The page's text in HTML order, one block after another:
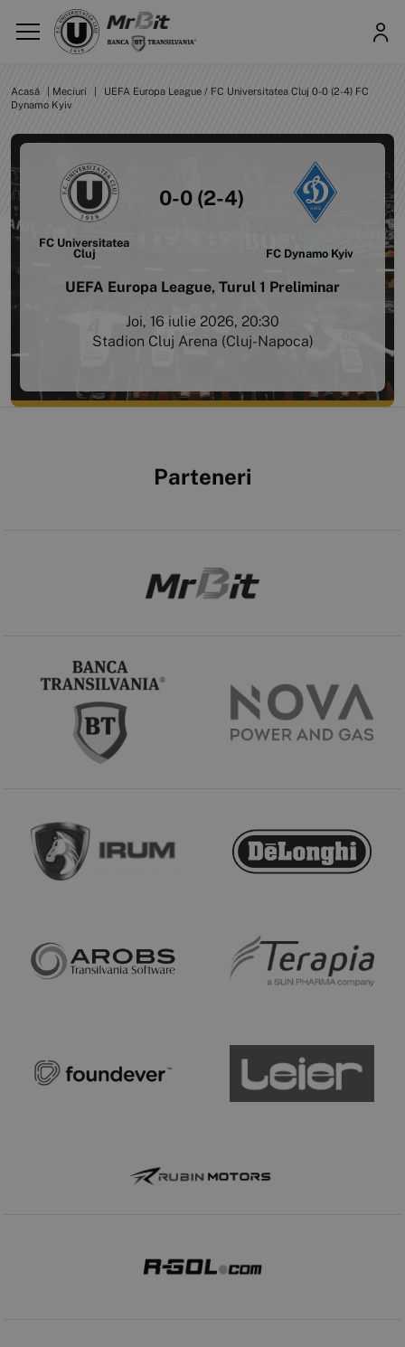
Acasă Meciuri
UEFA Europa League / FC Universitatea Cluj 0-0 (2-4) FC
Dynamo Kyiv
FC Universitatea
Cluj
0-0 (2-4)
FC Dynamo Kyiv
UEFA Europa League, Turul 1 Preliminar
Joi, 16 iulie 2026, 20:30
Stadion Cluj Arena (Cluj-Napoca)
Parteneri